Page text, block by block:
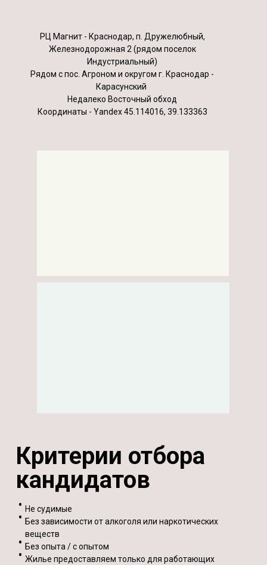
РЦ Магнит - Краснодар, п. Дружелюбный,
Железнодорожная 2 (рядом поселок
Индустриальный)
Рядом с пос. Агроном и округом г. Краснодар -
Карасунский
Недалеко Восточный обход
Координаты - Yandex 45.114016, 39.133363
Критерии отбора
кандидатов
Не судимые
Без зависимости от алкоголя или наркотических
веществ
Без опыта / с опытом
Жилье предоставляем только для работающих